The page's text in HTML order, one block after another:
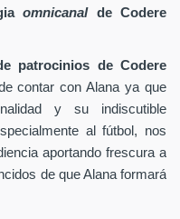
omnicanal de Codere
patrocinios de Codere
contar con Alana ya que
y su indiscutible
al fútbol, nos
aportando frescura a
de que Alana formará